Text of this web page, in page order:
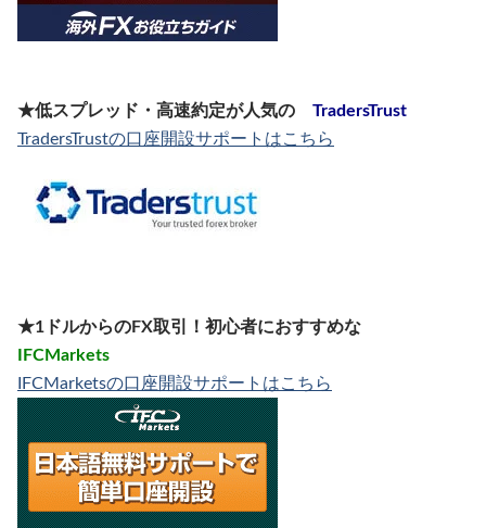
★低スプレッド・高速約定が人気の TradersTrust
TradersTrustの口座開設サポートはこちら
★1ドルからのFX取引！初心者におすすめな
IFCMarkets
IFCMarketsの口座開設サポートはこちら